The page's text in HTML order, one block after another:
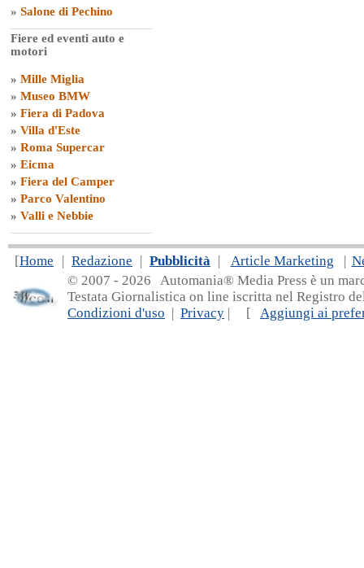
» Salone di Pechino
Fiere ed eventi auto e
motori
» Mille Miglia
» Museo BMW
» Fiera di Padova
» Villa d'Este
» Roma Supercar
» Eicma
» Fiera del Camper
» Parco Valentino
» Valli e Nebbie
[Home | Redazione | Pubblicità | Article Marketing |
© 2007 - 2026 Automania® Media Press è un
Testata Giornalistica on line iscritta nel Registro
Condizioni d'uso | Privacy | [ Aggiungi ai